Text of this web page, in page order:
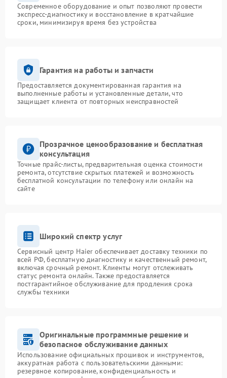
Современное оборудование и опыт позволяют провести
экспресс-диагностику и восстановление в кратчайшие
сроки, минимизируя время без устройства
Гарантия на работы и запчасти
Предоставляется документированная гарантия на
выполненные работы и установленные детали, что
защищает клиента от повторных неисправностей
Прозрачное ценообразование и бесплатная
консультация
Точные прайс-листы, предварительная оценка стоимости
ремонта, отсутствие скрытых платежей и возможность
бесплатной консультации по телефону или онлайн на
сайте
Широкий спектр услуг
Сервисный центр Haier обеспечивает доставку техники по
всей РФ, бесплатную диагностику и качественный ремонт,
включая срочный ремонт. Клиенты могут отслеживать
статус ремонта онлайн. Также предоставляется
постгарантийное обслуживание для продления срока
службы техники
Оригинальные программные решение и
безопасное обслуживание данных
Использование официальных прошивок и инструментов,
аккуратная работа с пользовательскими данными:
резервное копирование, конфиденциальность и